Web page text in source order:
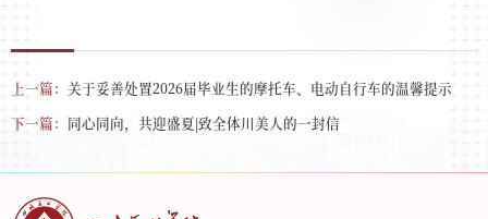
上一篇： 关于妥善处置2026届毕业生的摩托车、电动自行车的温馨提示
下一篇： 同心同向，共迎盛夏|致全体川美人的一封信